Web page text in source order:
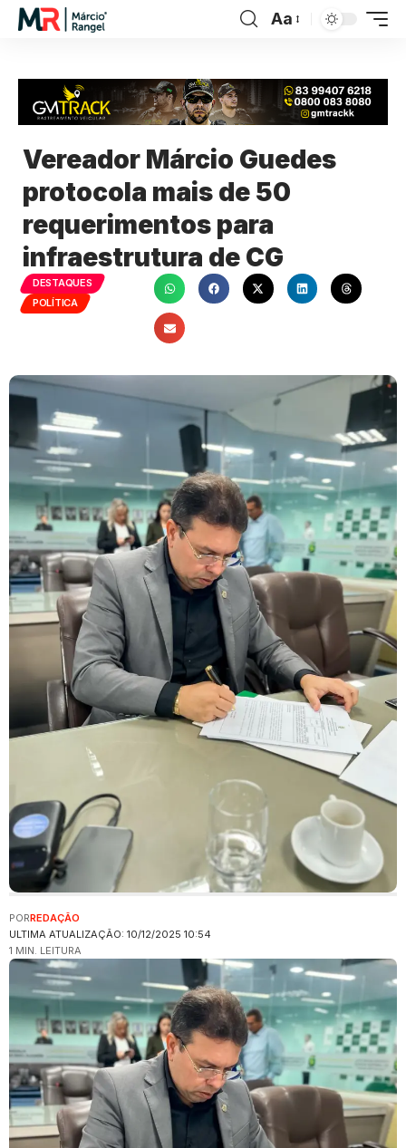
Aa
Vereador Márcio Guedes
protocola mais de 50
requerimentos para
infraestrutura de CG
DESTAQUES
POLÍTICA
ULTIMA ATUALIZAÇÃO: 10/12/2025 10:54
PORREDAÇÃO
1 MIN. LEITURA